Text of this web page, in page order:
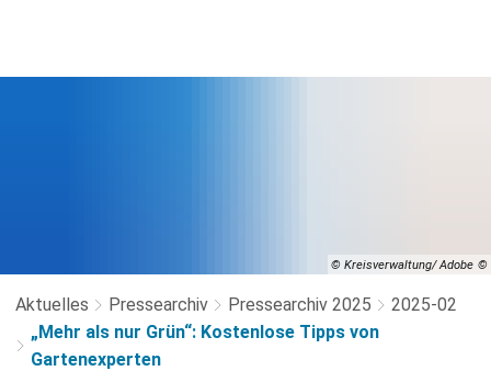
© Kreisverwaltung/ Adobe
Aktuelles Pressearchiv Pressearchiv 2025
2025-02
„Mehr als nur Grün“: Kostenlose Tipps von
Gartenexperten